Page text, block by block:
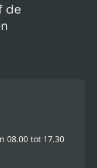
de
08.00 tot 17.30